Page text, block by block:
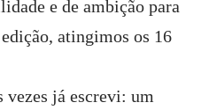
e de ambição para
atingimos os 16
vezes já escrevi: um